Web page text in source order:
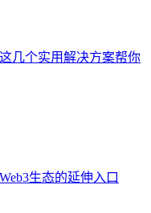
几个实用解决方案帮你
生态的延伸入口